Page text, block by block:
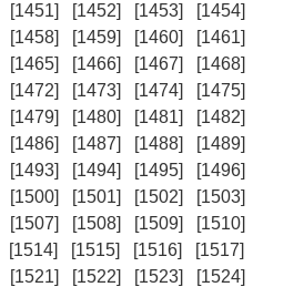
[1451] [1452] [1453]
[1454]
[1458] [1459] [1460]
[1461]
[1465] [1466] [1467]
[1468]
[1472] [1473] [1474]
[1475]
[1479] [1480] [1481]
[1482]
[1486] [1487] [1488]
[1489]
[1493] [1494] [1495]
[1496]
[1500] [1501] [1502]
[1503]
[1507] [1508] [1509]
[1510]
[1514] [1515] [1516]
[1517]
[1521] [1522] [1523]
[1524]